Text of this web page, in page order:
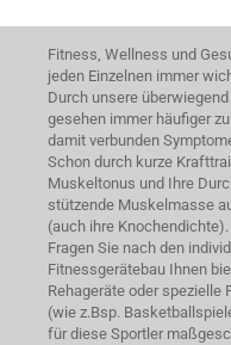
Fitness, Wellness und
jeden Einzelnen immer
Durch unsere
gesehen immer häufiger
damit verbunden
Schon durch kurze
Muskeltonus und Ihre
stützende Muskelmasse
(auch ihre Knochendichte).
Fragen Sie nach den
Fitnessgerätebau Ihnen
Rehageräte oder
(wie z.Bsp.
für diese Sportler